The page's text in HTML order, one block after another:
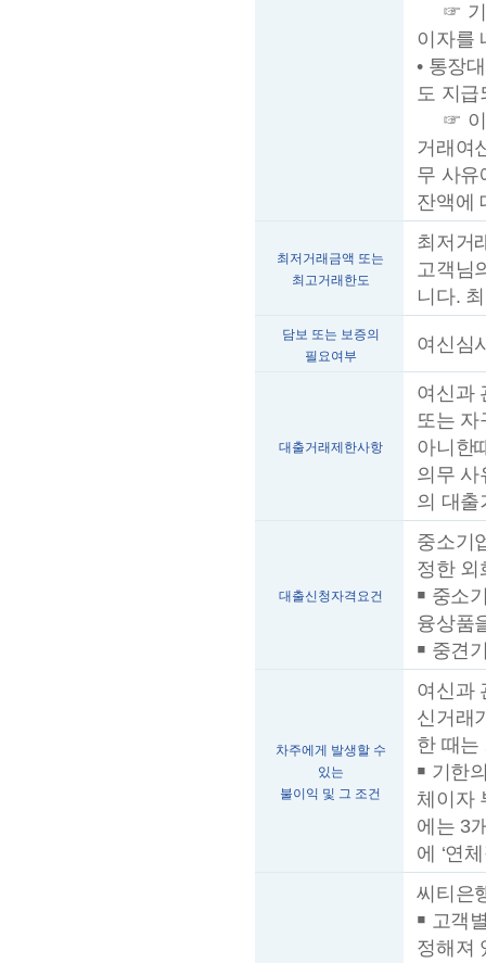
☞ 기
이자를
• 통장
도 지급
☞ 이
거래여
무 사유
잔액에
최저거래금액 또는
최고거래한도
최저거
고객님
니다.
담보 또는 보증의
필요여부
여신심
대출거래제한사항
여신과
또는 자
아니한
의무 사
의 대출
대출신청자격요건
중소기
정한 외
￭ 중소
융상품
￭ 중견
차주에게 발생할 수
있는
불이익 및 그 조건
여신과
신거래
한 때는
￭ 기한
체이자
에는 3
에 ‘연
씨티은
￭ 고객
정해져